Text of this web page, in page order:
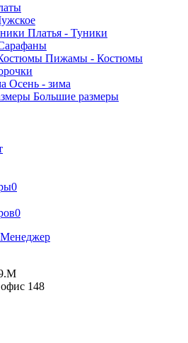
Платья - Туники
Пижамы - Костюмы
Oсень - зима
Большие размеры
0
0
Менеджер
148